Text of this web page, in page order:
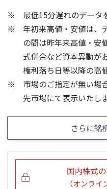
13週移動平均 26
0
100
200
5ヶ月移動平均 25
0
300
最低15分遅れのデータ
年初来高値・安値は、
の間は昨年来高値・安
式併合など資本異動が
権利落ち日等以降の高
市場のご指定が無い場
先市場にて表示いたしま
さらに銘
国内株式
（オンライ